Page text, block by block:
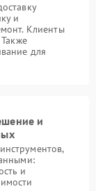
и
Клиенты
для
и
и